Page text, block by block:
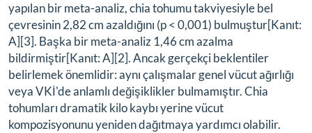
yapılan bir meta-analiz, chia tohumu takviyesiyle bel
çevresinin 2,82 cm azaldığını (p < 0,001) bulmuştur[Kanıt:
A][3]. Başka bir meta-analiz 1,46 cm azalma
bildirmiştir[Kanıt: A][2]. Ancak gerçekçi beklentiler
belirlemek önemlidir: aynı çalışmalar genel vücut ağırlığı
veya VKİ'de anlamlı değişiklikler bulmamıştır. Chia
tohumları dramatik kilo kaybı yerine vücut
kompozisyonunu yeniden dağıtmaya yardımcı olabilir.